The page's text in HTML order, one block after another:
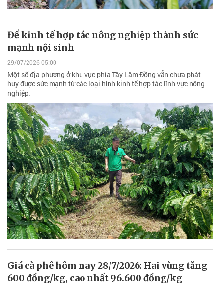
Để kinh tế hợp tác nông nghiệp thành sức
mạnh nội sinh
29/07/2026 05:00
Một số địa phương ở khu vực phía Tây Lâm Đồng vẫn chưa phát
huy được sức mạnh từ các loại hình kinh tế hợp tác lĩnh vực nông
nghiệp.
Giá cà phê hôm nay 28/7/2026: Hai vùng tăng
600 đồng/kg, cao nhất 96.600 đồng/kg